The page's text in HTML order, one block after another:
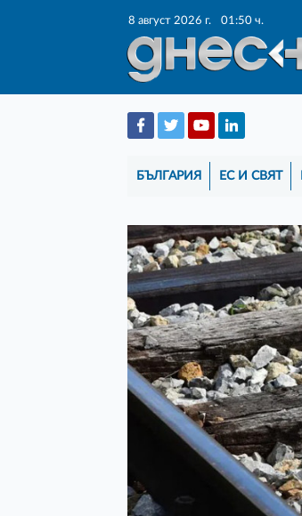
8 август 2026 г. 01:50 ч.
БЪЛГАРИЯ ЕС И СВЯТ